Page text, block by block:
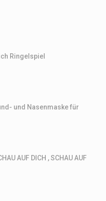
Ringelspiel
und Nasenmaske für
AUF DICH , SCHAU AUF